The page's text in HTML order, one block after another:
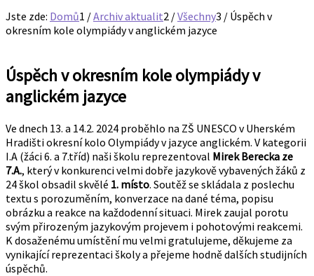
Jste zde: Domů1 /Archiv aktualit2 /Všechny3 / Úspěch v
okresním kole olympiády v anglickém jazyce
Úspěch v okresním kole olympiády v
anglickém jazyce
Ve dnech 13. a 14.2. 2024 proběhlo na ZŠ UNESCO v Uherském
Hradišti okresní kolo Olympiády v jazyce anglickém. V kategorii
I.A (žáci 6. a 7.tříd) naši školu reprezentoval Mirek Berecka ze
7.A., který v konkurenci velmi dobře jazykově vybavených žáků z
24 škol obsadil skvělé 1. místo. Soutěž se skládala z poslechu
textu s porozuměním, konverzace na dané téma, popisu
obrázku a reakce na každodenní situaci. Mirek zaujal porotu
svým přirozeným jazykovým projevem i pohotovými reakcemi.
K dosaženému umístění mu velmi gratulujeme, děkujeme za
vynikající reprezentaci školy a přejeme hodně dalších studijních
úspěchů.